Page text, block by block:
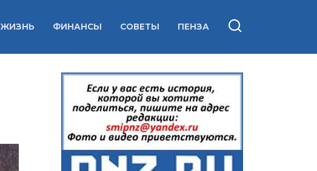
ЖИЗНЬ ФИНАНСЫ СОВЕТЫ ПЕНЗА